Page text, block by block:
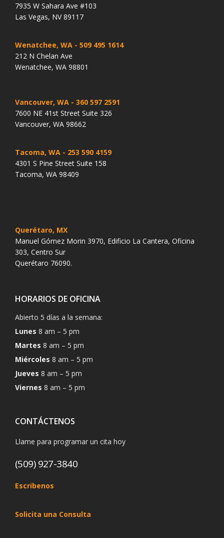
7935 W Sahara Ave #103
Las Vegas, NV 89117
Wenatchee, WA - 509 495 1614
212 N Chelan Ave
Wenatchee, WA 98801
Vancouver, WA - 360 597 2591
7600 NE 41st Street Suite 326
Vancouver, WA 98662
Tacoma, WA - 253 590 4159
4301 S Pine Street Suite 158
Tacoma, WA 98409
Querétaro, MX
Manuel Gómez Morin 3970, Edificio La Cantera, Oficina
303, Centro Sur
Querétaro 76090.
HORARIOS DE OFICINA
Abierto 5 días a la semana:
Lunes 8 am – 5 pm
Martes 8 am – 5 pm
Miércoles 8 am – 5 pm
Jueves 8 am – 5 pm
Viernes 8 am – 5 pm
CONTÁCTENOS
Llame para programar un cita hoy
(509) 927-3840
Escribenos
Solicita una Consulta